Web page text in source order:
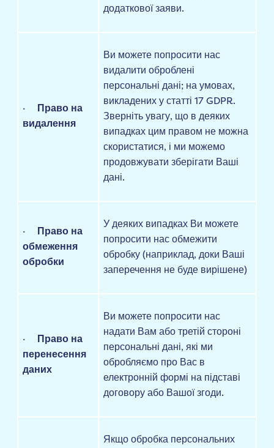
додаткової заяви.
· Право на
видалення
Ви можете попросити нас
видалити оброблені
персональні дані; на умовах,
викладених у статті 17 GDPR.
Зверніть увагу, що в деяких
випадках цим правом не можна
скористатися, і ми можемо
продовжувати зберігати Ваші
дані.
· Право на
обмеження
обробки
У деяких випадках Ви можете
попросити нас обмежити
обробку (наприклад, доки Ваші
заперечення не буде вирішене)
· Право на
перенесення
даних
Ви можете попросити нас
надати Вам або третій стороні
персональні дані, які ми
обробляємо про Вас в
електронній формі на підставі
договору або Вашої згоди.
Якщо обробка персональних